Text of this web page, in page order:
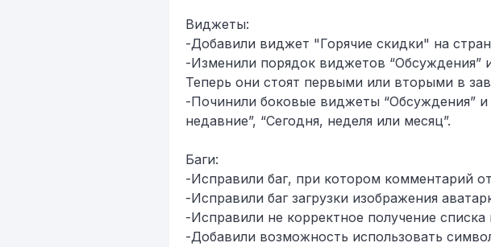
Виджеты:
​-Добавили виджет "Горячие скидки" на
​-Изменили порядок виджетов “Обсуждения”
Теперь они стоят первыми или вторыми в
​-Починили боковые виджеты “Обсуждения”
недавние”, “Сегодня, неделя или месяц”.
​​Баги:
​-Исправили баг, при котором комментарий
​-Исправили баг загрузки изображения
​-Исправили не корректное получение
​-Добавили возможность использовать